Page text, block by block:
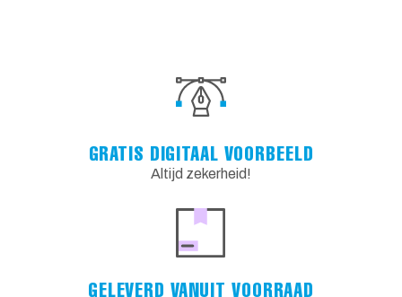
GRATIS DIGITAAL VOORBEELD
Altijd zekerheid!
GELEVERD VANUIT VOORRAAD